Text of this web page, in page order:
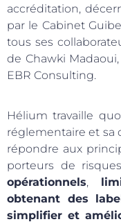
accréditation,
par le Cabinet
tous ses
de Chawki
EBR Consulting.
Hélium travaille
réglementaire et sa
répondre aux
porteurs de
opérationnels,
obtenant des
simplifier et